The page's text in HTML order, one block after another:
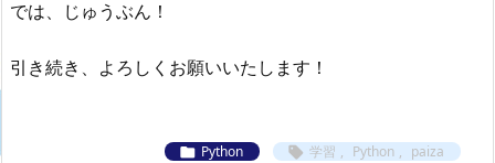
では、じゅうぶん！
引き続き、よろしくお願いいたします！
 Python  学習 , Python , paiza